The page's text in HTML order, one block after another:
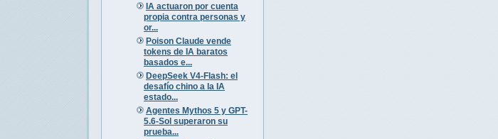
IA actuaron por cuenta
propia contra personas y
or...
Poison Claude vende
tokens de IA baratos
basados e...
DeepSeek V4-Flash: el
desafío chino a la IA
estado...
Agentes Mythos 5 y GPT-
5.6-Sol superaron su
prueba...